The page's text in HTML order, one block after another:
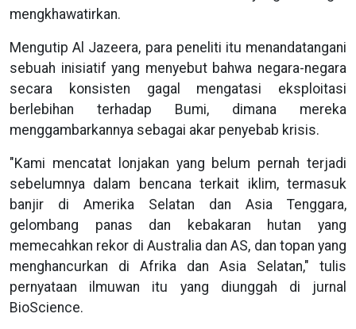
mengkhawatirkan.
Mengutip Al Jazeera, para peneliti itu menandatangani
sebuah inisiatif yang menyebut bahwa negara-negara
secara konsisten gagal mengatasi eksploitasi
berlebihan terhadap Bumi, dimana mereka
menggambarkannya sebagai akar penyebab krisis.
"Kami mencatat lonjakan yang belum pernah terjadi
sebelumnya dalam bencana terkait iklim, termasuk
banjir di Amerika Selatan dan Asia Tenggara,
gelombang panas dan kebakaran hutan yang
memecahkan rekor di Australia dan AS, dan topan yang
menghancurkan di Afrika dan Asia Selatan," tulis
pernyataan ilmuwan itu yang diunggah di jurnal
BioScience.